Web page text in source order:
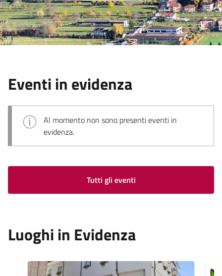
Eventi in evidenza
Al momento non sono presenti eventi in
evidenza.
Tutti gli eventi
Luoghi in Evidenza